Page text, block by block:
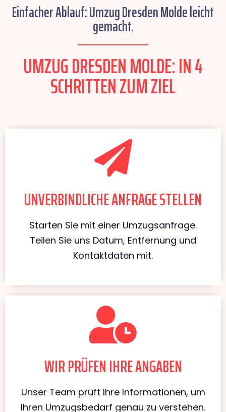
Einfacher Ablauf: Umzug Dresden Molde leicht
gemacht.
UMZUG DRESDEN MOLDE: IN 4
SCHRITTEN ZUM ZIEL
UNVERBINDLICHE ANFRAGE STELLEN
Starten Sie mit einer Umzugsanfrage.
Teilen Sie uns Datum, Entfernung und
Kontaktdaten mit.
WIR PRÜFEN IHRE ANGABEN
Unser Team prüft Ihre Informationen, um
Ihren Umzugsbedarf genau zu verstehen.